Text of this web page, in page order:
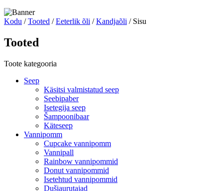
Kodu /Tooted /Eeterlik õli /Kandjaõli / Sisu
Tooted
Toote kategooria
Seep
Käsitsi valmistatud seep
Seebipaber
Isetegija seep
Šampoonibaar
Käteseep
Vannipomm
Cupcake vannipomm
Vannipall
Rainbow vannipommid
Donut vannipommid
Isetehtud vannipommid
Dušiaurutajad